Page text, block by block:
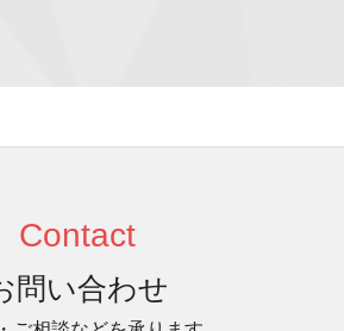
Contact
問い合わせ